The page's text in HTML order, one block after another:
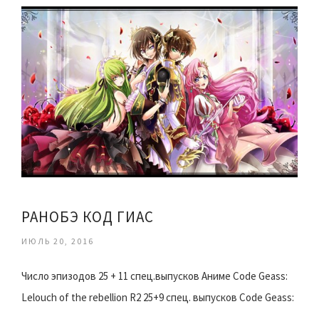
РАНОБЭ КОД ГИАС
ИЮЛЬ 20, 2016
Число эпизодов 25 + 11 спец.выпусков Аниме Code Geass:
Lelouch of the rebellion R2 25+9 спец. выпусков Code Geass: